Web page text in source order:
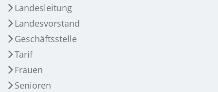
Landesleitung
Landesvorstand
Geschäftsstelle
Tarif
Frauen
Senioren